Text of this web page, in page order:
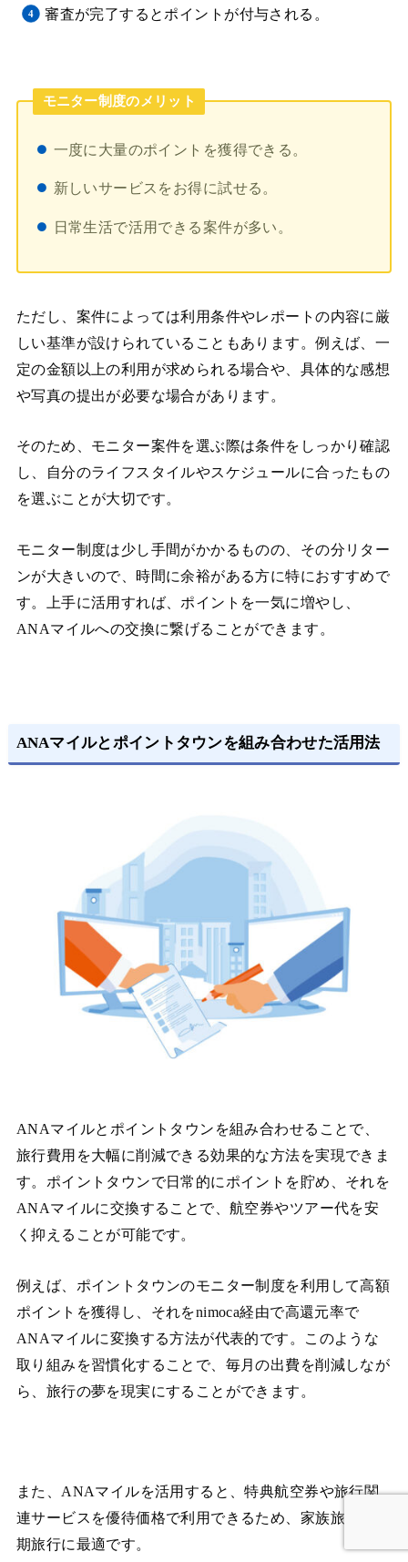
審査が完了するとポイントが付与される。
モニター制度のメリット
一度に大量のポイントを獲得できる。
新しいサービスをお得に試せる。
日常生活で活用できる案件が多い。
ただし、案件によっては利用条件やレポートの内容に厳
しい基準が設けられていることもあります。例えば、一
定の金額以上の利用が求められる場合や、具体的な感想
や写真の提出が必要な場合があります。
そのため、モニター案件を選ぶ際は条件をしっかり確認
し、自分のライフスタイルやスケジュールに合ったもの
を選ぶことが大切です。
モニター制度は少し手間がかかるものの、その分リター
ンが大きいので、時間に余裕がある方に特におすすめで
す。上手に活用すれば、ポイントを一気に増やし、
ANAマイルへの交換に繋げることができます。
ANAマイルとポイントタウンを組み合わせた活用法
ANAマイルとポイントタウンを組み合わせることで、
旅行費用を大幅に削減できる効果的な方法を実現できま
す。ポイントタウンで日常的にポイントを貯め、それを
ANAマイルに交換することで、航空券やツアー代を安
く抑えることが可能です。
例えば、ポイントタウンのモニター制度を利用して高額
ポイントを獲得し、それをnimoca経由で高還元率で
ANAマイルに変換する方法が代表的です。このような
取り組みを習慣化することで、毎月の出費を削減しなが
ら、旅行の夢を現実にすることができます。
また、ANAマイルを活用すると、特典航空券や旅行関
連サービスを優待価格で利用できるため、家族旅行や長
期旅行に最適です。